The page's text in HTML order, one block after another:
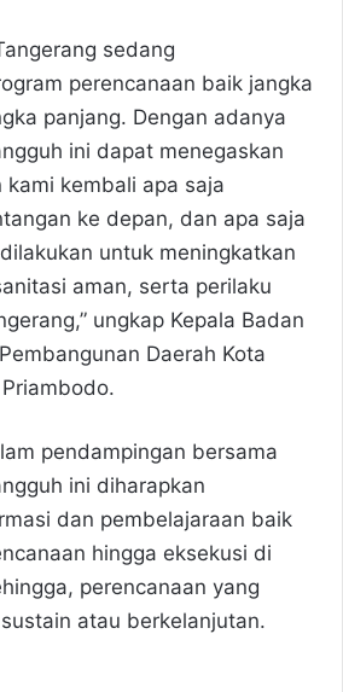
sedang
perencanaan baik jangka
panjang. Dengan adanya
ini dapat menegaskan
kembali apa saja
ke depan, dan apa saja
untuk meningkatkan
aman, serta perilaku
ungkap Kepala Badan
Daerah Kota
pendampingan bersama
ini diharapkan
dan pembelajaraan baik
hingga eksekusi di
perencanaan yang
atau berkelanjutan.